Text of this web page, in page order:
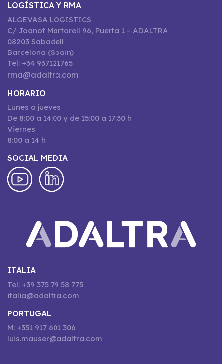
LOGÍSTICA Y RMA
ALGEVASA LOGISTICS
C/ Joanot Martorell 96, Puerta 1 – ADALTRA
08203 Sabadell
Barcelona (Spain)
Tel: +34 937121765
rma@adaltra.com
HORARIO
Lunes a jueves
De 8:00 a 14:00 y de 15:00 a 17:30 h
Viernes
8:00 a 14 h
SOCIAL MEDIA
ITALIA
Tel: +39 375 79 58 775
italia@adaltra.com
PORTUGAL
M: +351 917 601 306
luis.mauser@adaltra.com